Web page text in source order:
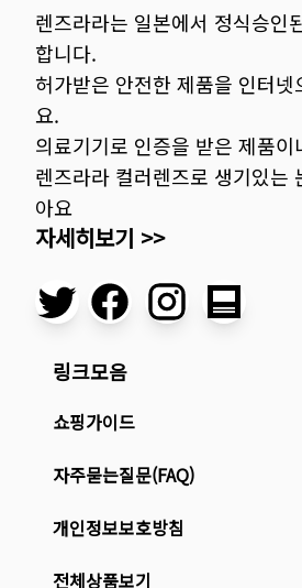
렌즈라라는 일본에서 정식승인
합니다.
허가받은 안전한 제품을 인터
요.
의료기기로 인증을 받은 제품
렌즈라라 컬러렌즈로 생기있는
아요
자세히보기 >>
링크모음
쇼핑가이드
자주묻는질문(FAQ)
개인정보보호방침
전체상품보기